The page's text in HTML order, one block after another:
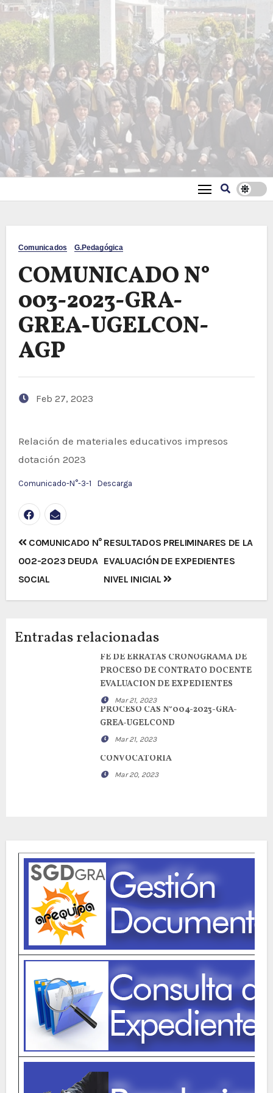
Comunicados G.Pedagógica
COMUNICADO N°
003-2023-GRA-
GREA-UGELCON-
AGP
Feb 27, 2023
Relación de materiales educativos impresos
dotación 2023
Comunicado-N°-3-1 Descarga
Navegación
de
entradas
COMUNICADO N°
002-2023 DEUDA
SOCIAL
RESULTADOS PRELIMINARES DE LA
EVALUACIÓN DE EXPEDIENTES
NIVEL INICIAL
Entradas relacionadas
FE DE ERRATAS CRONOGRAMA DE
PROCESO DE CONTRATO DOCENTE
EVALUACION DE EXPEDIENTES
Mar 21, 2023
PROCESO CAS N°004-2023-GRA-
GREA-UGELCOND
Mar 21, 2023
CONVOCATORIA
Mar 20, 2023